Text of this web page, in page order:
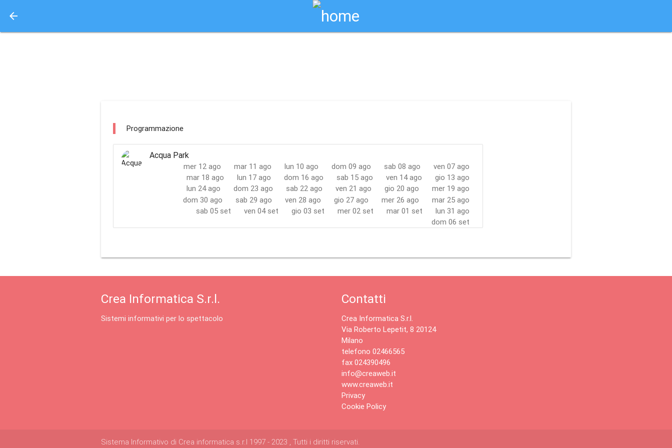
arrow_back
Programmazione
Acqua Park
ven 07 ago
sab 08 ago
dom 09 ago
lun 10 ago
mar 11 ago
mer 12 ago
gio 13 ago
ven 14 ago
sab 15 ago
dom 16 ago
lun 17 ago
mar 18 ago
mer 19 ago
gio 20 ago
ven 21 ago
sab 22 ago
dom 23 ago
lun 24 ago
mar 25 ago
mer 26 ago
gio 27 ago
ven 28 ago
sab 29 ago
dom 30 ago
lun 31 ago
mar 01 set
mer 02 set
gio 03 set
ven 04 set
sab 05 set
dom 06 set
Crea Informatica S.r.l.
Sistemi informativi per lo spettacolo
Contatti
Crea Informatica S.r.l.
Via Roberto Lepetit, 8 20124
Milano
telefono 02466565
fax 024390496
info@creaweb.it
www.creaweb.it
Privacy
Cookie Policy
Sistema Informativo di Crea informatica s.r.l 1997 - 2023 , Tutti i diritti riservati.